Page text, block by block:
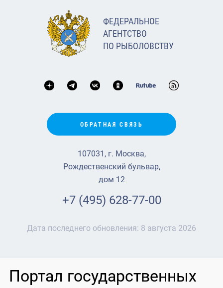
ФЕДЕРАЛЬНОЕ
АГЕНТСТВО
ПО РЫБОЛОВСТВУ
ОБРАТНАЯ СВЯЗЬ
107031, г. Москва,
Рождественский бульвар,
дом 12
+7 (495) 628-77-00
Дата последнего обновления: 8 августа 2026
Портал государственных